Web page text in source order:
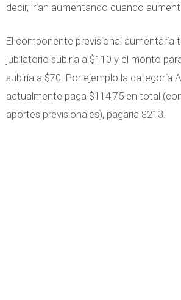
decir, irían aumentando cuando
El componente previsional aumentaría
jubilatorio subiría a $110 y el monto
subiría a $70. Por ejemplo la categoría
actualmente paga $114,75 en total
aportes previsionales), pagaría $213.